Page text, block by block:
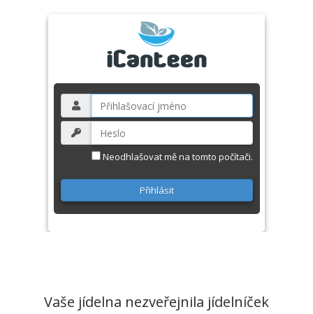
Neodhlašovat mě na tomto počítači.
Vaše jídelna nezveřejnila jídelníček